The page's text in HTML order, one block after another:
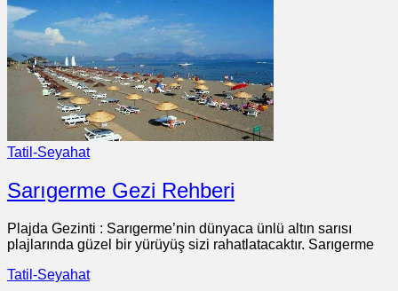
Tatil-Seyahat
Sarıgerme Gezi Rehberi
Plajda Gezinti : Sarıgerme’nin dünyaca ünlü altın sarısı
plajlarında güzel bir yürüyüş sizi rahatlatacaktır. Sarıgerme
Tatil-Seyahat